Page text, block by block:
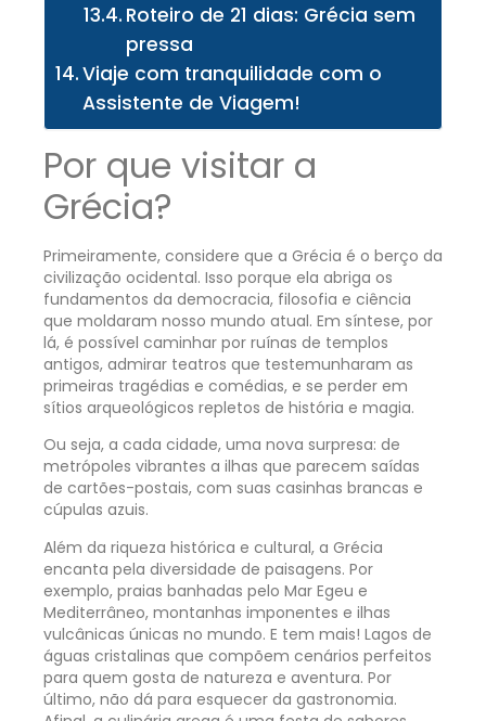
Roteiro de 21 dias: Grécia sem
pressa
Viaje com tranquilidade com o
Assistente de Viagem!
Por que visitar a
Grécia?
Primeiramente, considere que a Grécia é o berço da
civilização ocidental. Isso porque ela abriga os
fundamentos da democracia, filosofia e ciência
que moldaram nosso mundo atual. Em síntese, por
lá, é possível caminhar por ruínas de templos
antigos, admirar teatros que testemunharam as
primeiras tragédias e comédias, e se perder em
sítios arqueológicos repletos de história e magia.
Ou seja, a cada cidade, uma nova surpresa: de
metrópoles vibrantes a ilhas que parecem saídas
de cartões-postais, com suas casinhas brancas e
cúpulas azuis.
Além da riqueza histórica e cultural, a Grécia
encanta pela diversidade de paisagens. Por
exemplo, praias banhadas pelo Mar Egeu e
Mediterrâneo, montanhas imponentes e ilhas
vulcânicas únicas no mundo. E tem mais! Lagos de
águas cristalinas que compõem cenários perfeitos
para quem gosta de natureza e aventura. Por
último, não dá para esquecer da gastronomia.